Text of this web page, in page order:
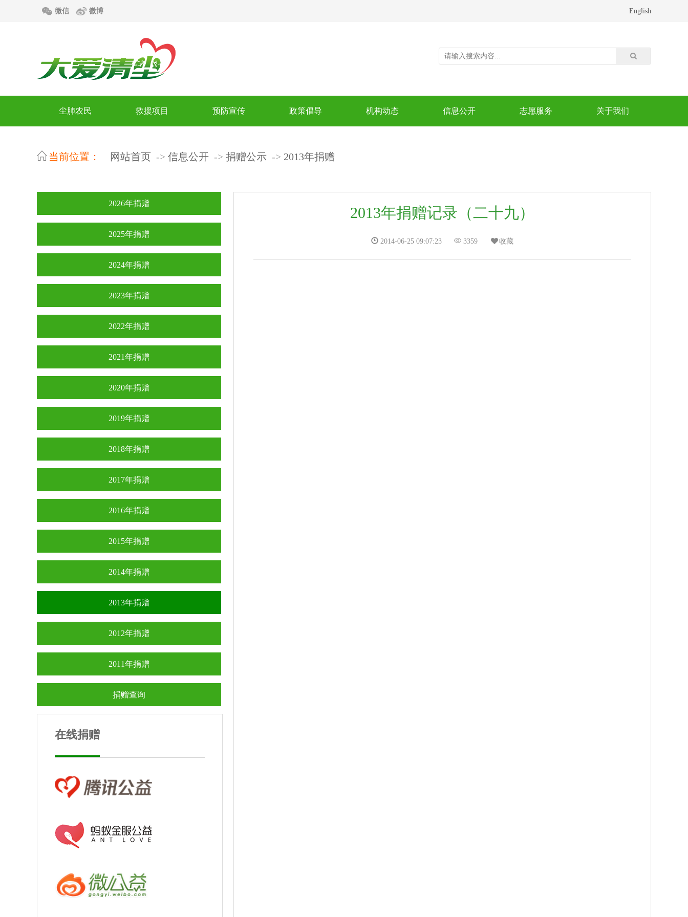
微信 微博 English
尘肺农民 救援项目 预防宣传 政策倡导 机构动态 信息公开 志愿服务 关于我们
当前位置： 网站首页 信息公开 捐赠公示 2013年捐赠
2026年捐赠
2025年捐赠
2024年捐赠
2023年捐赠
2022年捐赠
2021年捐赠
2020年捐赠
2019年捐赠
2018年捐赠
2017年捐赠
2016年捐赠
2015年捐赠
2014年捐赠
2013年捐赠
2012年捐赠
2011年捐赠
捐赠查询
在线捐赠
2013年捐赠记录（二十九）
2014-06-25 09:07:23 3359 收藏